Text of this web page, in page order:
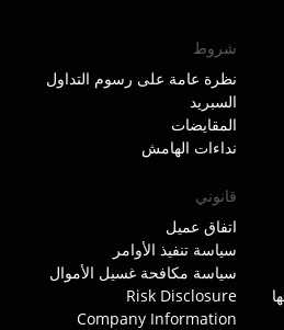
شروط
نظرة عامة على رسوم التداول
السبريد
المقايضات
نداءات الهامش
قانوني
اتفاق عميل
سياسة تنفيذ الأوامر
سياسة مكافحة غسيل الأموال
Risk Disclosure
Company Information